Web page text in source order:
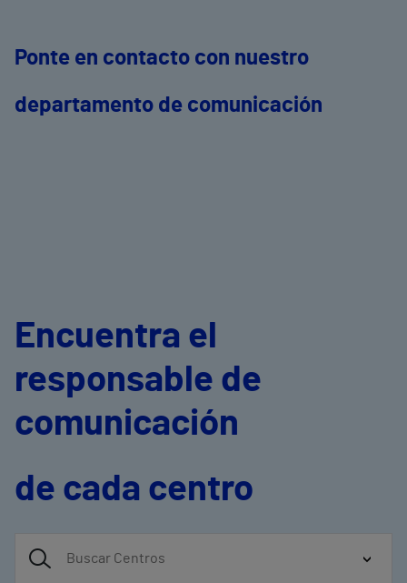
Ponte en contacto con nuestro
departamento de comunicación
Encuentra el
responsable de
comunicación
de cada centro